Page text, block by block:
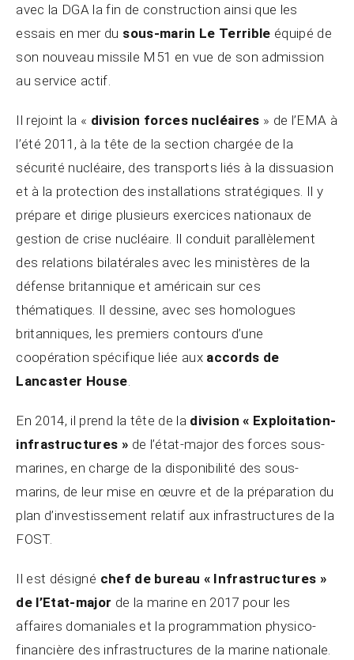
avec la DGA la fin de construction ainsi que les
essais en mer du sous-marin Le Terrible équipé de
son nouveau missile M51 en vue de son admission
au service actif.
Il rejoint la « division forces nucléaires » de l’EMA à
l’été 2011, à la tête de la section chargée de la
sécurité nucléaire, des transports liés à la dissuasion
et à la protection des installations stratégiques. Il y
prépare et dirige plusieurs exercices nationaux de
gestion de crise nucléaire. Il conduit parallèlement
des relations bilatérales avec les ministères de la
défense britannique et américain sur ces
thématiques. Il dessine, avec ses homologues
britanniques, les premiers contours d’une
coopération spécifique liée aux accords de
Lancaster House
En 2014, il prend la tête de la division « Exploitation-
infrastructures » de l’état-major des forces sous-
marines, en charge de la disponibilité des sous-
marins, de leur mise en œuvre et de la préparation du
plan d’investissement relatif aux infrastructures de la
FOST.
Il est désigné chef de bureau « Infrastructures »
de l’Etat-major de la marine en 2017 pour les
affaires domaniales et la programmation physico-
financière des infrastructures de la marine nationale.